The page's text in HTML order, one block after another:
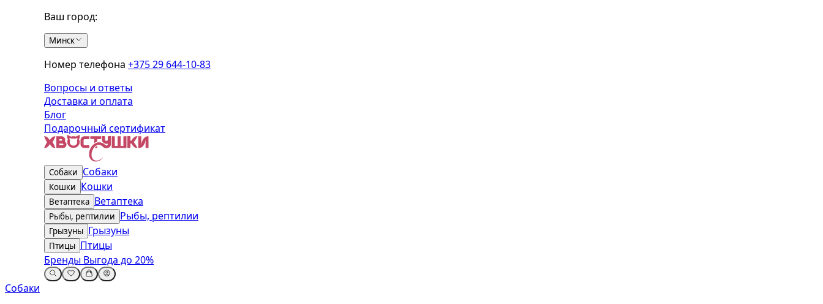
Ваш город:
Минск
Номер телефона +375 29 644-10-83
Вопросы и ответы
Доставка и оплата
Блог
Подарочный сертификат
Собаки Собаки
Кошки Кошки
Ветаптека Ветаптека
Рыбы, рептилии Рыбы, рептилии
Грызуны Грызуны
Птицы Птицы
Бренды Выгода до 20%
Собаки